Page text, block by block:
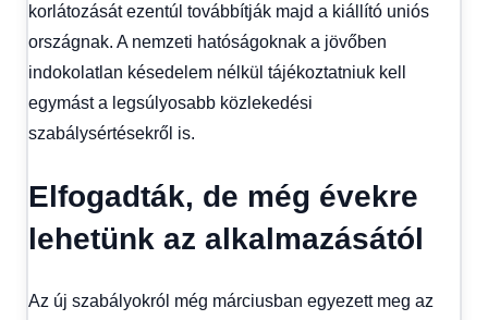
korlátozását ezentúl továbbítják majd a kiállító uniós
országnak. A nemzeti hatóságoknak a jövőben
indokolatlan késedelem nélkül tájékoztatniuk kell
egymást a legsúlyosabb közlekedési
szabálysértésekről is.
Elfogadták, de még évekre
lehetünk az alkalmazásától
Az új szabályokról még márciusban egyezett meg az